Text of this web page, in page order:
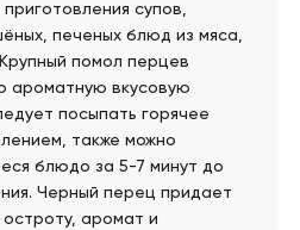
супов,
печеных блюд из мяса,
помол перцев
ароматную вкусовую
посыпать горячее
также можно
блюдо за 5-7 минут до
Черный перец придает
аромат и